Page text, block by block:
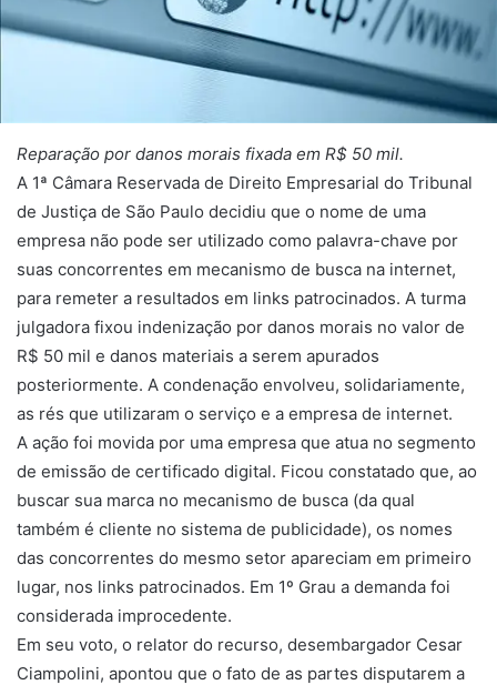
Reparação por danos morais fixada em R$ 50 mil.
A 1ª Câmara Reservada de Direito Empresarial do Tribunal
de Justiça de São Paulo decidiu que o nome de uma
empresa não pode ser utilizado como palavra-chave por
suas concorrentes em mecanismo de busca na internet,
para remeter a resultados em links patrocinados. A turma
julgadora fixou indenização por danos morais no valor de
R$ 50 mil e danos materiais a serem apurados
posteriormente. A condenação envolveu, solidariamente,
as rés que utilizaram o serviço e a empresa de internet.
A ação foi movida por uma empresa que atua no segmento
de emissão de certificado digital. Ficou constatado que, ao
buscar sua marca no mecanismo de busca (da qual
também é cliente no sistema de publicidade), os nomes
das concorrentes do mesmo setor apareciam em primeiro
lugar, nos links patrocinados. Em 1º Grau a demanda foi
considerada improcedente.
Em seu voto, o relator do recurso, desembargador Cesar
Ciampolini, apontou que o fato de as partes disputarem a